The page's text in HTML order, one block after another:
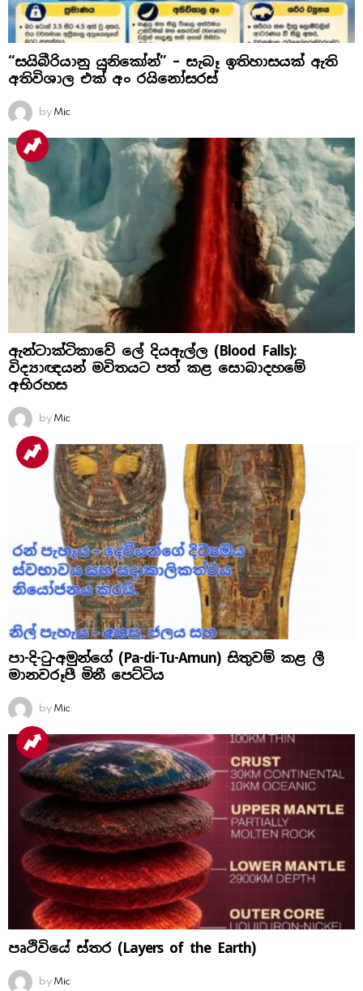
“සයිබීරියානු යුනිකෝන්” – සැබෑ ඉතිහාසයක් ඇති
අතිවිශාල එක් අං රයිනෝසරස්
by Mic
ඇන්ටාක්ටිකාවේ ලේ දියඇල්ල (Blood Falls):
විද්‍යාඥයන් මවිතයට පත් කළ සොබාදහමේ
අභිරහස
by Mic
පා-දි-ටු-අමුන්ගේ (Pa-di-Tu-Amun) සිතුවම් කළ ලී
මානවරූපී මිනී පෙට්ටිය
by Mic
පෘථිවියේ ස්තර (Layers of the Earth)
by Mic